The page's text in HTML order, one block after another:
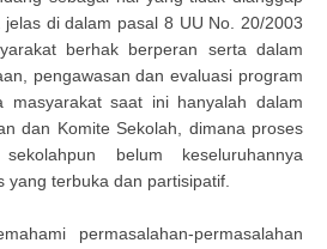
di dalam pasal 8 UU No. 20/2003
berhak berperan serta dalam
pengawasan dan evaluasi program
masyarakat saat ini hanyalah dalam
dan Komite Sekolah, dimana proses
belum keseluruhannya
yang terbuka dan partisipatif.
permasalahan-permasalahan